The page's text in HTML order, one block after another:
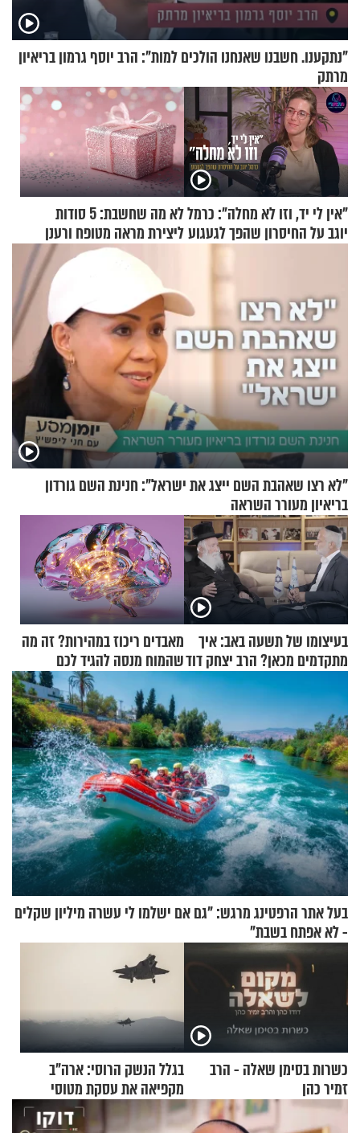
"נתקענו. חשבנו שאנחנו הולכים למות": הרב יוסף גרמון בריאיון
מרתק
"אין לי יד, וזו לא מחלה": כרמל
יוגב על החיסרון שהפך לגעגוע
לא מה שחשבת: 5 סודות
ליצירת מראה מטופח ורענן
"לא רצו שאהבת השם ייצג את ישראל": חנינת השם גורדון
בריאיון מעורר השראה
בעיצומו של תשעה באב: איך
מתקדמים מכאן? הרב יצחק דוד
גרוסמן בשיחה מיוחדת
מאבדים ריכוז במהירות? זה מה
שהמוח מנסה להגיד לכם
בעל אתר הרפטינג מרגש: "גם אם ישלמו לי עשרה מיליון שקלים
- לא אפתח בשבת"
כשרות בסימן שאלה - הרב
זמיר כהן
בגלל הנשק הרוסי: ארה"ב
מקפיאה את עסקת מטוסי
הקרב לטורקיה